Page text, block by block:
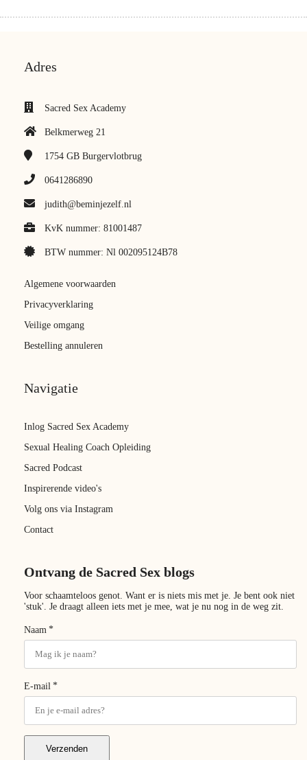
Adres
Sacred Sex Academy
Belkmerweg 21
1754 GB Burgervlotbrug
0641286890
judith@beminjezelf.nl
KvK nummer: 81001487
BTW nummer: Nl 002095124B78
Algemene voorwaarden
Privacyverklaring
Veilige omgang
Bestelling annuleren
Navigatie
Inlog Sacred Sex Academy
Sexual Healing Coach Opleiding
Sacred Podcast
Inspirerende video's
Volg ons via Instagram
Contact
Ontvang de Sacred Sex blogs
Voor schaamteloos genot. Want er is niets mis met je. Je bent ook niet
'stuk'. Je draagt alleen iets met je mee, wat je nu nog in de weg zit.
Naam *
E-mail *
Verzenden